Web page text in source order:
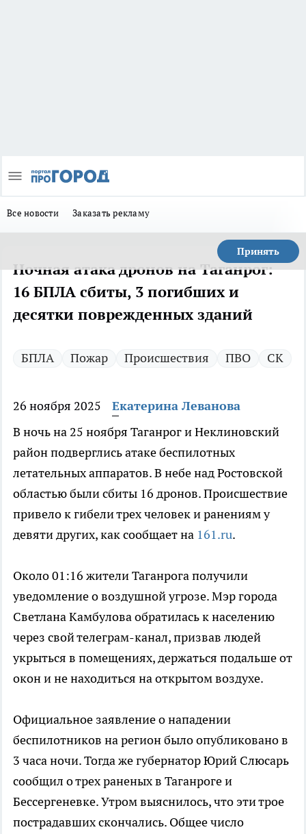
Все новости Заказать рекламу
Принять
Ночная атака дронов на Таганрог:
16 БПЛА сбиты, 3 погибших и
десятки поврежденных зданий
БПЛА Пожар Происшествия ПВО СК
26 ноября 2025
Екатерина Леванова
В ночь на 25 ноября Таганрог и Неклиновский
район подверглись атаке беспилотных
летательных аппаратов. В небе над Ростовской
областью были сбиты 16 дронов. Происшествие
привело к гибели трех человек и ранениям у
девяти других, как сообщает на 161.ru.
Около 01:16 жители Таганрога получили
уведомление о воздушной угрозе. Мэр города
Светлана Камбулова обратилась к населению
через свой телеграм-канал, призвав людей
укрыться в помещениях, держаться подальше от
окон и не находиться на открытом воздухе.
Официальное заявление о нападении
беспилотников на регион было опубликовано в
3 часа ночи. Тогда же губернатор Юрий Слюсарь
сообщил о трех раненых в Таганроге и
Бессергеневке. Утром выяснилось, что эти трое
пострадавших скончались. Общее число